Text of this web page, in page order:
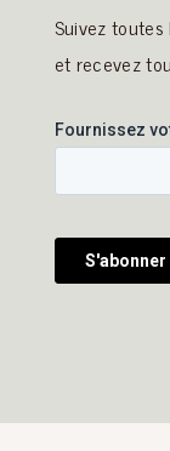
Suivez
et recevez